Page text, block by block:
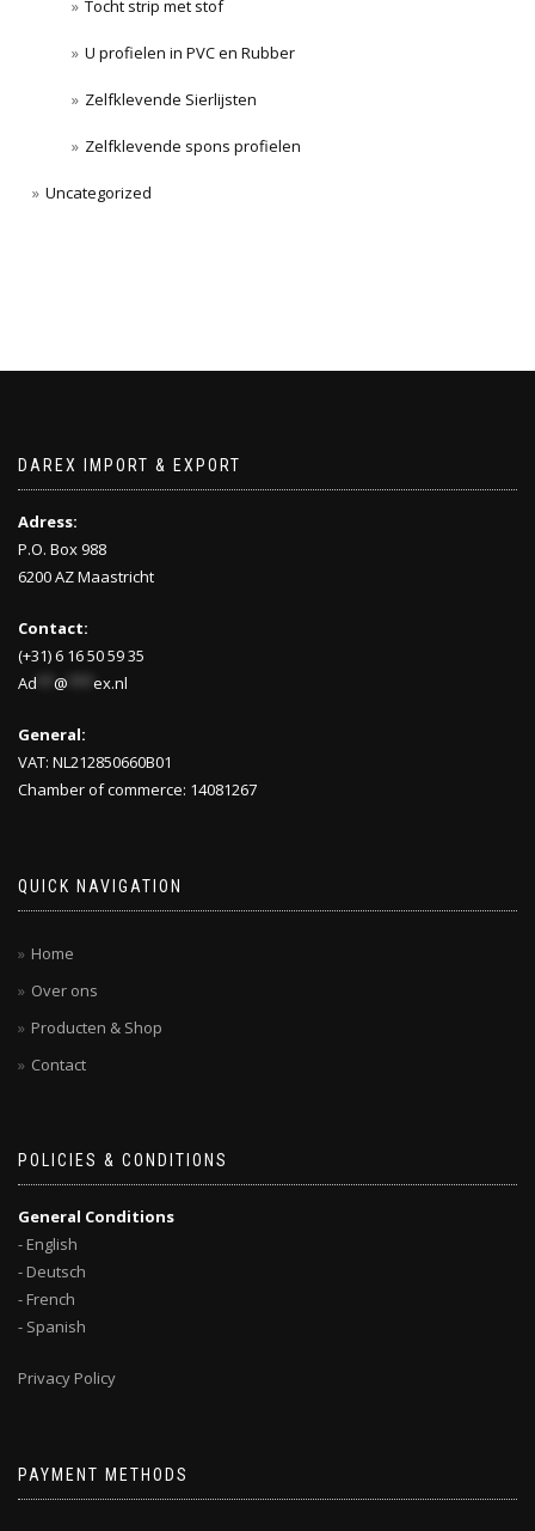
Tocht strip met stof
U profielen in PVC en Rubber
Zelfklevende Sierlijsten
Zelfklevende spons profielen
Uncategorized
DAREX IMPORT & EXPORT
Adress:
P.O. Box 988
6200 AZ Maastricht
Contact:
(+31) 6 16 50 59 35
Ad
@ ex.nl
General:
VAT: NL212850660B01
Chamber of commerce: 14081267
QUICK NAVIGATION
Home
Over ons
Producten & Shop
Contact
POLICIES & CONDITIONS
General Conditions
- English
- Deutsch
- French
- Spanish
Privacy Policy
PAYMENT METHODS